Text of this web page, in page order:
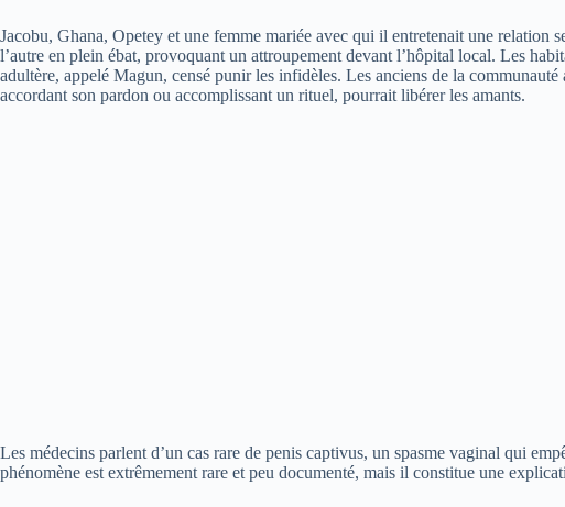
Jacobu, Ghana, Opetey et une femme mariée avec qui il entretenait une relation
l’autre en plein ébat, provoquant un attroupement devant l’hôpital local. Les
adultère, appelé Magun, censé punir les infidèles. Les anciens de la
accordant son pardon ou accomplissant un rituel, pourrait libérer les amants.
Les médecins parlent d’un cas rare de penis captivus, un spasme vaginal qui
phénomène est extrêmement rare et peu documenté, mais il constitue une